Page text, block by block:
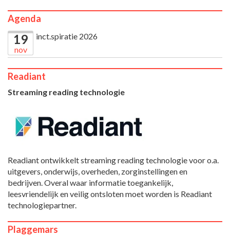
Agenda
19
nov
inct.spiratie 2026
Readiant
Streaming reading technologie
Readiant ontwikkelt streaming reading technologie voor o.a.
uitgevers, onderwijs, overheden, zorginstellingen en
bedrijven. Overal waar informatie toegankelijk,
leesvriendelijk en veilig ontsloten moet worden is Readiant
technologiepartner.
Plaggemars